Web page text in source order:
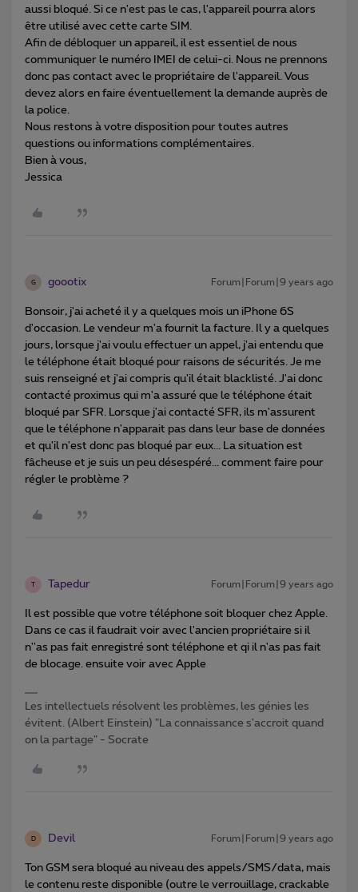
aussi bloqué. Si ce n'est pas le cas, l'appareil pourra alors
être utilisé avec cette carte SIM.
Afin de débloquer un appareil, il est essentiel de nous
communiquer le numéro IMEI de celui-ci. Nous ne prennons
donc pas contact avec le propriétaire de l'appareil. Vous
devez alors en faire éventuellement la demande auprès de
la police.
Nous restons à votre disposition pour toutes autres
questions ou informations complémentaires.
Bien à vous,
Jessica
G goootix Forum|Forum|9 years ago
Bonsoir, j'ai acheté il y a quelques mois un iPhone 6S
d'occasion. Le vendeur m'a fournit la facture. Il y a quelques
jours, lorsque j'ai voulu effectuer un appel, j'ai entendu que
le téléphone était bloqué pour raisons de sécurités. Je me
suis renseigné et j'ai compris qu'il était blacklisté. J'ai donc
contacté proximus qui m'a assuré que le téléphone était
bloqué par SFR. Lorsque j'ai contacté SFR, ils m'assurent
que le téléphone n'apparait pas dans leur base de données
et qu'il n'est donc pas bloqué par eux... La situation est
fâcheuse et je suis un peu désespéré... comment faire pour
régler le problème ?
T Tapedur Forum|Forum|9 years ago
Il est possible que votre téléphone soit bloquer chez Apple.
Dans ce cas il faudrait voir avec l'ancien propriétaire si il
n''as pas fait enregistré sont téléphone et qi il n'as pas fait
de blocage. ensuite voir avec Apple
Les intellectuels résolvent les problèmes, les génies les
évitent. (Albert Einstein) "La connaissance s'accroit quand
on la partage" - Socrate
D Devil Forum|Forum|9 years ago
Ton GSM sera bloqué au niveau des appels/SMS/data, mais
le contenu reste disponible (outre le verrouillage, crackable